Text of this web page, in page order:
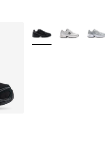
Plus de couleurs